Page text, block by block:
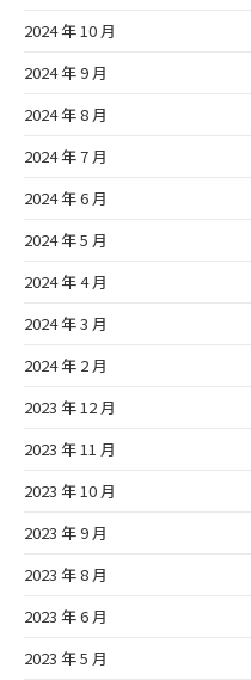
2024 年 10 月
2024 年 9 月
2024 年 8 月
2024 年 7 月
2024 年 6 月
2024 年 5 月
2024 年 4 月
2024 年 3 月
2024 年 2 月
2023 年 12 月
2023 年 11 月
2023 年 10 月
2023 年 9 月
2023 年 8 月
2023 年 6 月
2023 年 5 月